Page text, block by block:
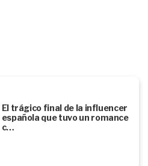
El trágico final de la influencer
española que tuvo un romance
c…